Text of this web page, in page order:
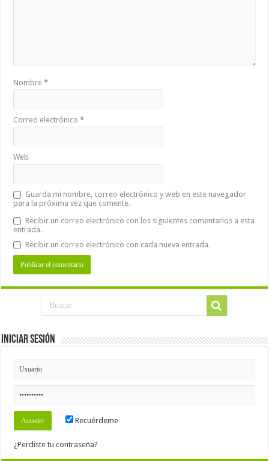
Nombre*
Correo electrónico*
Web
Guarda mi nombre, correo electrónico y web en este navegador
para la próxima vez que comente.
Recibir un correo electrónico con los siguientes comentarios a esta
entrada.
Recibir un correo electrónico con cada nueva entrada.
Iniciar Sesión
Recuérdeme
¿Perdiste tu contraseña?